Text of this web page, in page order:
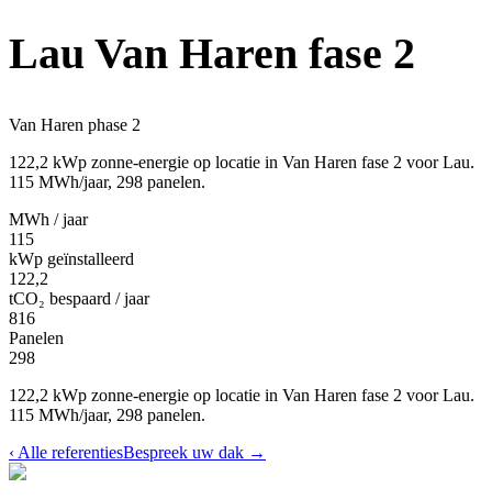
Lau Van Haren fase 2
Van Haren phase 2
122,2 kWp zonne-energie op locatie in Van Haren fase 2 voor Lau.
115 MWh/jaar, 298 panelen.
MWh / jaar
115
kWp geïnstalleerd
122,2
tCO₂ bespaard / jaar
816
Panelen
298
122,2 kWp zonne-energie op locatie in Van Haren fase 2 voor Lau.
115 MWh/jaar, 298 panelen.
‹ Alle referentiesBespreek uw dak →